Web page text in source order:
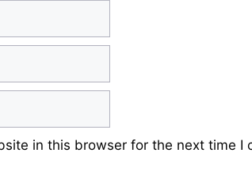
in this browser for the next time I